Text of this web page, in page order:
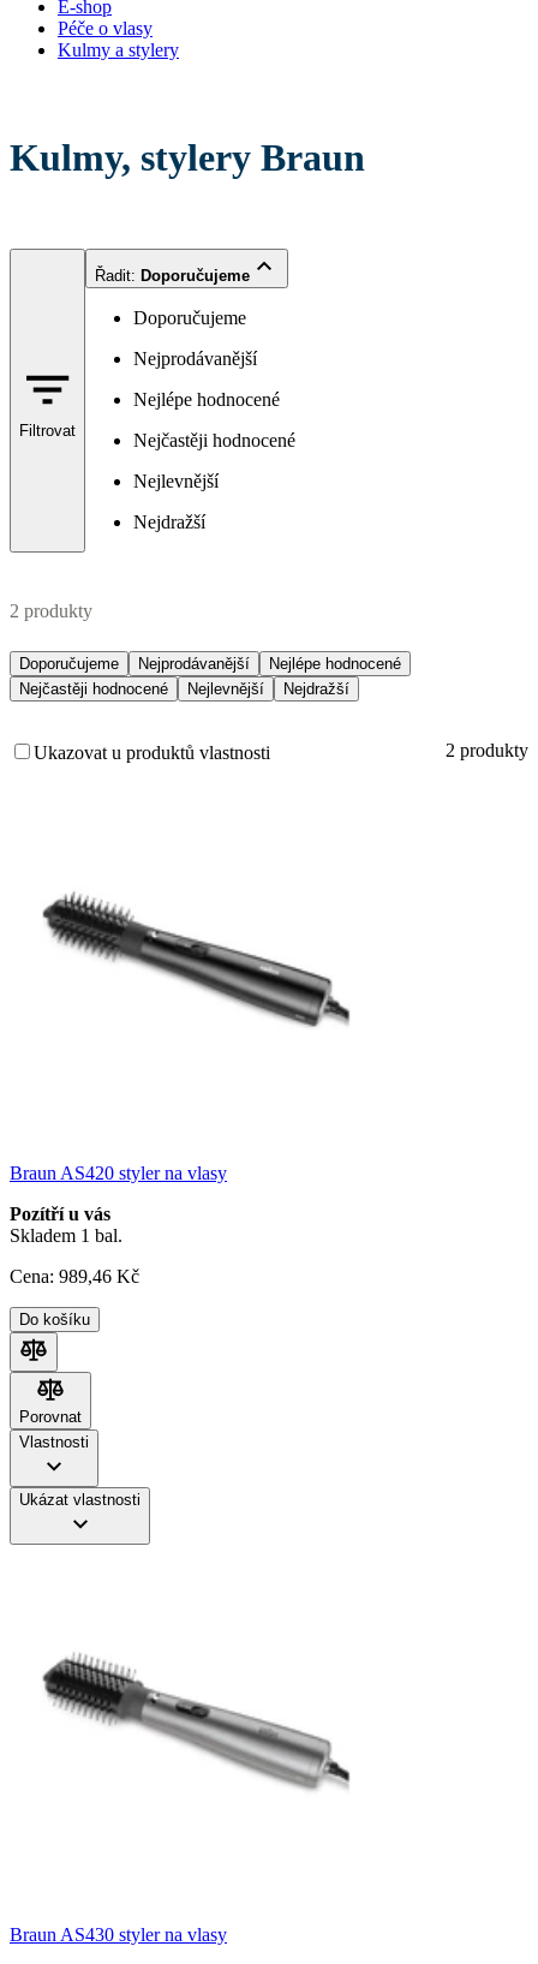
E-shop
Péče o vlasy
Kulmy a stylery
Kulmy, stylery Braun
Filtrovat
Řadit: Doporučujeme
Doporučujeme
Nejprodávanější
Nejlépe hodnocené
Nejčastěji hodnocené
Nejlevnější
Nejdražší
2 produkty
Doporučujeme Nejprodávanější
Nejlépe hodnocené
Nejčastěji hodnocené
Nejlevnější Nejdražší
Ukazovat u produktů vlastnosti 2 produkty
Braun AS420 styler na vlasy
Pozítří u vás
Skladem 1 bal.
Cena: 989,46 Kč
Do košíku
Porovnat
Porovnat
Vlastnosti
Ukázat vlastnosti
Braun AS430 styler na vlasy